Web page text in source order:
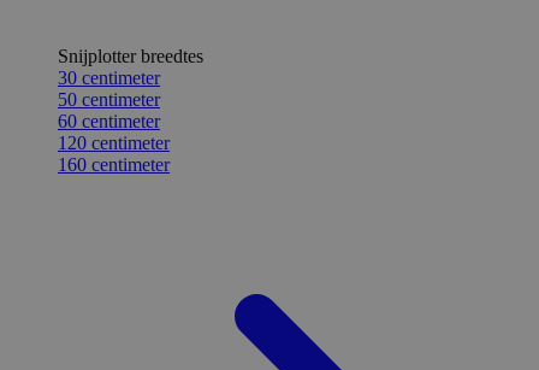
Snijplotter breedtes
30 centimeter
50 centimeter
60 centimeter
120 centimeter
160 centimeter